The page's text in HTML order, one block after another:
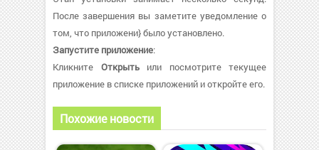
После завершения вы заметите уведомление о
том, что приложени} было установлено.
Запустите приложение:
Кликните Открытьили посмотрите текущее
приложение в списке приложений и откройте его.
Похожие новости